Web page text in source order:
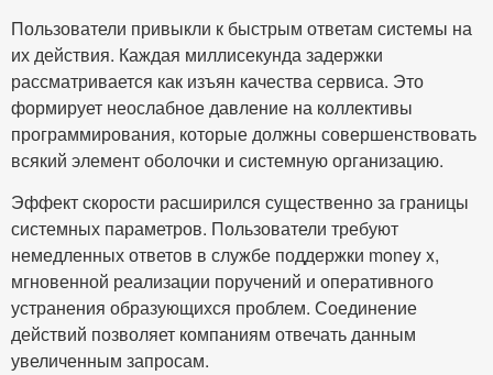
Пользователи привыкли к быстрым ответам системы на
их действия. Каждая миллисекунда задержки
рассматривается как изъян качества сервиса. Это
формирует неослабное давление на коллективы
программирования, которые должны совершенствовать
всякий элемент оболочки и системную организацию.
Эффект скорости расширился существенно за границы
системных параметров. Пользователи требуют
немедленных ответов в службе поддержки money x,
мгновенной реализации поручений и оперативного
устранения образующихся проблем. Соединение
действий позволяет компаниям отвечать данным
увеличенным запросам.